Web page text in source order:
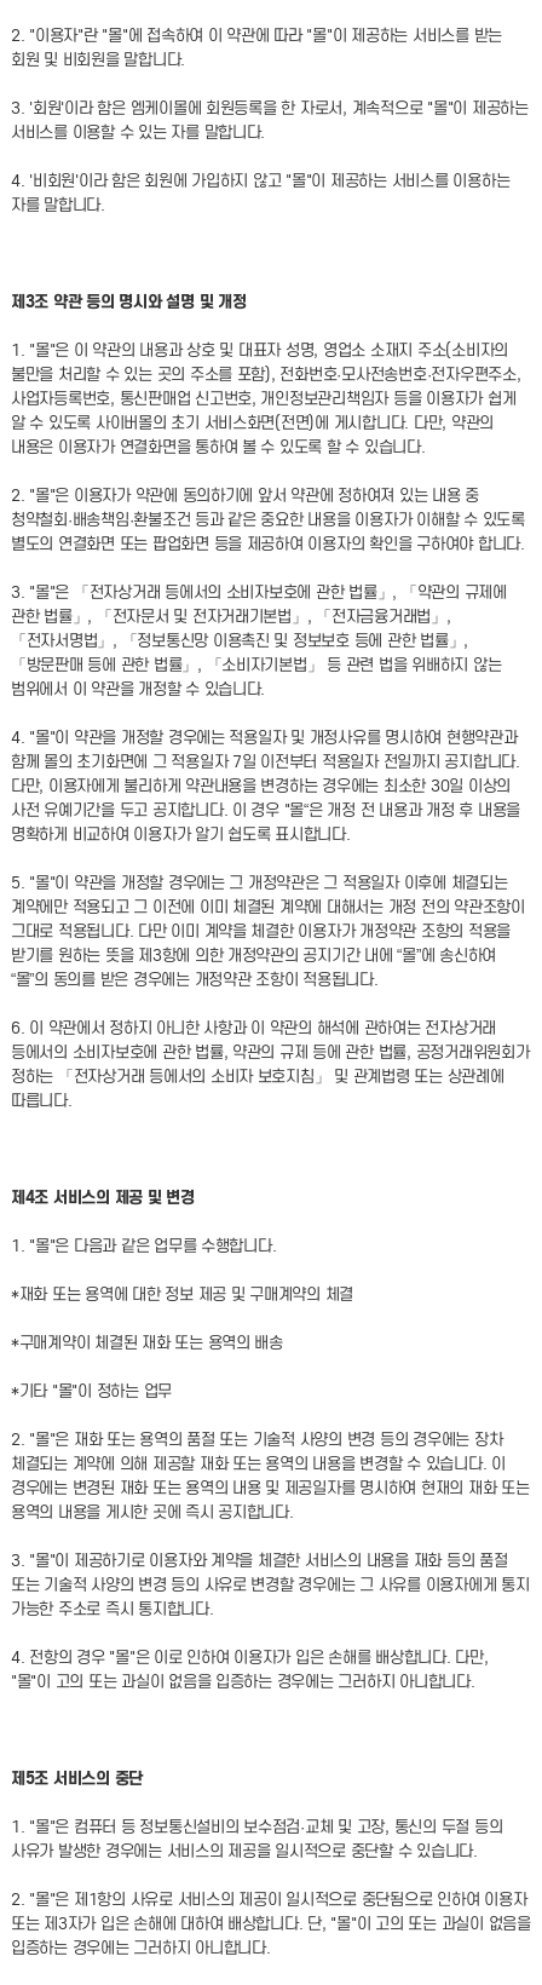
2. "이용자"란 "몰"에 접속하여 이 약관에 따라 "몰"이 제공하는 서비스를 받는
회원 및 비회원을 말합니다.
3. '회원'이라 함은 엠케이몰에 회원등록을 한 자로서, 계속적으로 "몰"이 제공하는
서비스를 이용할 수 있는 자를 말합니다.
4. '비회원'이라 함은 회원에 가입하지 않고 "몰"이 제공하는 서비스를 이용하는
자를 말합니다.
제3조 약관 등의 명시와 설명 및 개정
1. "몰"은 이 약관의 내용과 상호 및 대표자 성명, 영업소 소재지 주소(소비자의
불만을 처리할 수 있는 곳의 주소를 포함), 전화번호·모사전송번호·전자우편주소,
사업자등록번호, 통신판매업 신고번호, 개인정보관리책임자 등을 이용자가 쉽게
알 수 있도록 사이버몰의 초기 서비스화면(전면)에 게시합니다. 다만, 약관의
내용은 이용자가 연결화면을 통하여 볼 수 있도록 할 수 있습니다.
2. "몰"은 이용자가 약관에 동의하기에 앞서 약관에 정하여져 있는 내용 중
청약철회·배송책임·환불조건 등과 같은 중요한 내용을 이용자가 이해할 수 있도록
별도의 연결화면 또는 팝업화면 등을 제공하여 이용자의 확인을 구하여야 합니다.
3. "몰"은 「전자상거래 등에서의 소비자보호에 관한 법률」, 「약관의 규제에
관한 법률」, 「전자문서 및 전자거래기본법」, 「전자금융거래법」,
「전자서명법」, 「정보통신망 이용촉진 및 정보보호 등에 관한 법률」,
「방문판매 등에 관한 법률」, 「소비자기본법」 등 관련 법을 위배하지 않는
범위에서 이 약관을 개정할 수 있습니다.
4. "몰"이 약관을 개정할 경우에는 적용일자 및 개정사유를 명시하여 현행약관과
함께 몰의 초기화면에 그 적용일자 7일 이전부터 적용일자 전일까지 공지합니다.
다만, 이용자에게 불리하게 약관내용을 변경하는 경우에는 최소한 30일 이상의
사전 유예기간을 두고 공지합니다. 이 경우 "몰“은 개정 전 내용과 개정 후 내용을
명확하게 비교하여 이용자가 알기 쉽도록 표시합니다.
5. "몰"이 약관을 개정할 경우에는 그 개정약관은 그 적용일자 이후에 체결되는
계약에만 적용되고 그 이전에 이미 체결된 계약에 대해서는 개정 전의 약관조항이
그대로 적용됩니다. 다만 이미 계약을 체결한 이용자가 개정약관 조항의 적용을
받기를 원하는 뜻을 제3항에 의한 개정약관의 공지기간 내에 “몰”에 송신하여
“몰”의 동의를 받은 경우에는 개정약관 조항이 적용됩니다.
6. 이 약관에서 정하지 아니한 사항과 이 약관의 해석에 관하여는 전자상거래
등에서의 소비자보호에 관한 법률, 약관의 규제 등에 관한 법률, 공정거래위원회가
정하는 「전자상거래 등에서의 소비자 보호지침」 및 관계법령 또는 상관례에
따릅니다.
제4조 서비스의 제공 및 변경
1. "몰"은 다음과 같은 업무를 수행합니다.
*재화 또는 용역에 대한 정보 제공 및 구매계약의 체결
*구매계약이 체결된 재화 또는 용역의 배송
*기타 "몰"이 정하는 업무
2. "몰"은 재화 또는 용역의 품절 또는 기술적 사양의 변경 등의 경우에는 장차
체결되는 계약에 의해 제공할 재화 또는 용역의 내용을 변경할 수 있습니다. 이
경우에는 변경된 재화 또는 용역의 내용 및 제공일자를 명시하여 현재의 재화 또는
용역의 내용을 게시한 곳에 즉시 공지합니다.
3. "몰"이 제공하기로 이용자와 계약을 체결한 서비스의 내용을 재화 등의 품절
또는 기술적 사양의 변경 등의 사유로 변경할 경우에는 그 사유를 이용자에게 통지
가능한 주소로 즉시 통지합니다.
4. 전항의 경우 "몰"은 이로 인하여 이용자가 입은 손해를 배상합니다. 다만,
"몰"이 고의 또는 과실이 없음을 입증하는 경우에는 그러하지 아니합니다.
제5조 서비스의 중단
1. "몰"은 컴퓨터 등 정보통신설비의 보수점검·교체 및 고장, 통신의 두절 등의
사유가 발생한 경우에는 서비스의 제공을 일시적으로 중단할 수 있습니다.
2. "몰"은 제1항의 사유로 서비스의 제공이 일시적으로 중단됨으로 인하여 이용자
또는 제3자가 입은 손해에 대하여 배상합니다. 단, "몰"이 고의 또는 과실이 없음을
입증하는 경우에는 그러하지 아니합니다.